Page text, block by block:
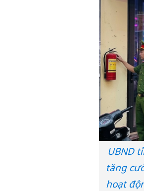
UBND
tăng
hoạt